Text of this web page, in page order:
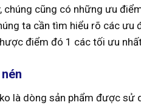
chúng cũng có những ưu
ta cần tìm hiểu rõ các
điểm đó 1 các tối ưu
là dòng sản phẩm được